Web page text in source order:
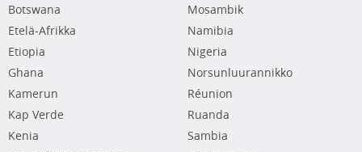
Botswana
Etelä-Afrikka
Etiopia
Ghana
Kamerun
Kap Verde
Kenia
Mosambik
Namibia
Nigeria
Norsunluurannikko
Réunion
Ruanda
Sambia